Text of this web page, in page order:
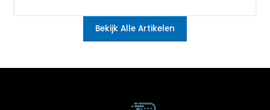
Bekijk Alle Artikelen